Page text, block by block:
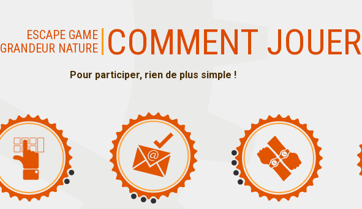
COMMENT JOUER
ESCAPE GAME
GRANDEUR NATURE
Pour participer, rien de plus simple !